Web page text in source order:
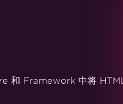
和 Framework 中将 HTML